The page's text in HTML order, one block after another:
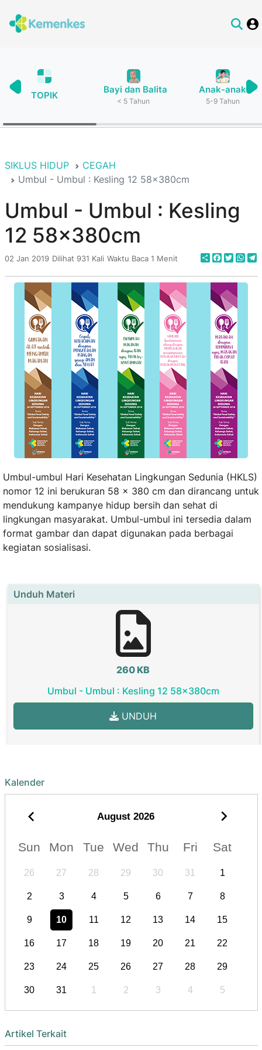
TOPIK
Bayi dan Balita
< 5 Tahun
Anak-anak
5-9 Tahun
SIKLUS HIDUP
CEGAH
Umbul - Umbul : Kesling 12 58x380cm
Umbul - Umbul : Kesling
12 58x380cm
02 Jan 2019 Dilihat 931 Kali Waktu Baca 1 Menit Share
Umbul-umbul Hari Kesehatan Lingkungan Sedunia (HKLS)
nomor 12 ini berukuran 58 x 380 cm dan dirancang untuk
mendukung kampanye hidup bersih dan sehat di
lingkungan masyarakat. Umbul-umbul ini tersedia dalam
format gambar dan dapat digunakan pada berbagai
kegiatan sosialisasi.
Unduh Materi
260 KB
Umbul - Umbul : Kesling 12 58x380cm
UNDUH
Kalender
August 2026
Sun Mon Tue Wed Thu Fri Sat
26 27 28 29 30 31 1
2 3 4 5 6 7 8
9 10 11 12 13 14 15
16 17 18 19 20 21 22
23 24 25 26 27 28 29
30 31 1 2 3 4 5
Artikel Terkait